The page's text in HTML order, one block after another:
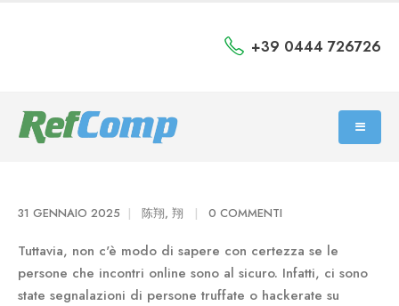
+39 0444 726726
31 GENNAIO 2025 陈翔, 翔 0 COMMENTI
Tuttavia, non c'è modo di sapere con certezza se le
persone che incontri online sono al sicuro. Infatti, ci sono
state segnalazioni di persone truffate o hackerate su